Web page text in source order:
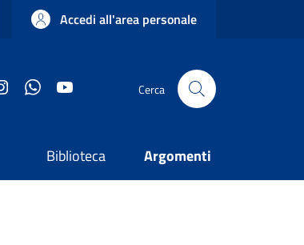
Accedi all'area personale
InstagramWhatsApp Cerca
Biblioteca Argomenti